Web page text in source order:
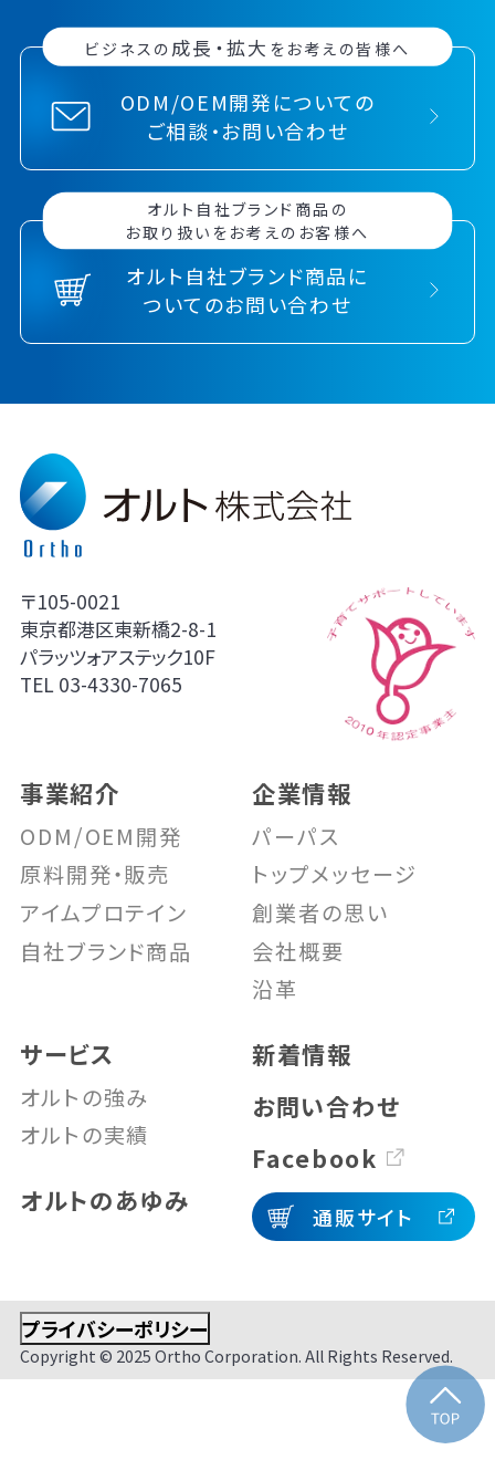
ビジネスの 成長・拡大 をお考えの皆様へ
ODM/OEM開発についての
ご相談・お問い合わせ
オルト自社ブランド商品の
お取り扱いをお考えのお客様へ
オルト自社ブランド商品に
ついてのお問い合わせ
〒105-0021
東京都港区東新橋2-8-1
パラッツォアステック10F
TEL 03-4330-7065
事業紹介
ODM/OEM開発
原料開発・販売
アイムプロテイン
自社ブランド商品
企業情報
パーパス
トップメッセージ
創業者の思い
会社概要
沿革
サービス
オルトの強み
オルトの実績
オルトのあゆみ
新着情報
お問い合わせ
Facebook
通販サイト
プライバシーポリシー
Copyright © 2025 Ortho Corporation. All Rights Reserved.